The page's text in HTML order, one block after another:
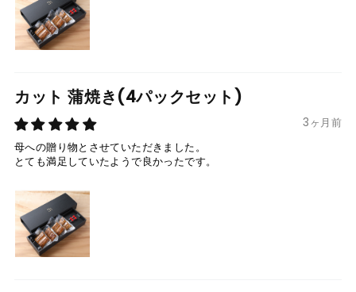
カット 蒲焼き(4パックセット)
3ヶ月前
母への贈り物とさせていただきました。
とても満足していたようで良かったです。